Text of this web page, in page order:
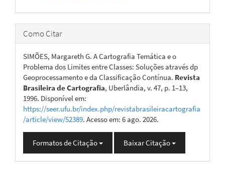
Como Citar
SIMÕES, Margareth G. A Cartografia Temática e o
Problema dos Limites entre Classes: Soluções através dp
Geoprocessamento e da Classificação Contínua. Revista
Brasileira de Cartografia, Uberlândia, v. 47, p. 1–13,
1996. Disponível em:
https://seer.ufu.br/index.php/revistabrasileiracartografia
/article/view/52389. Acesso em: 6 ago. 2026.
Formatos de Citação Baixar Citação